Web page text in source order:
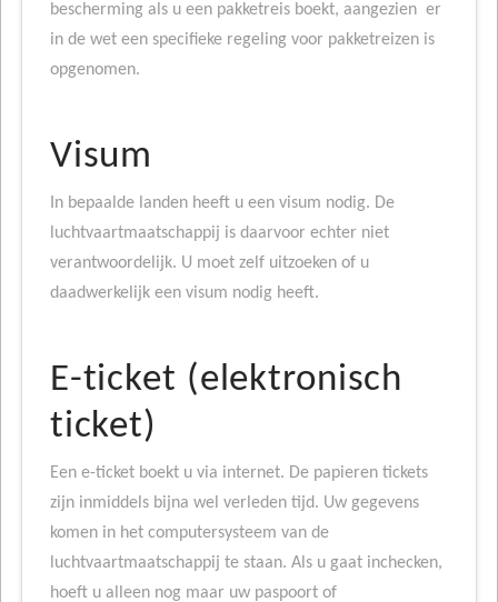
bescherming als u een pakketreis boekt, aangezien er
in de wet een specifieke regeling voor pakketreizen is
opgenomen.
Visum
In bepaalde landen heeft u een visum nodig. De
luchtvaartmaatschappij is daarvoor echter niet
verantwoordelijk. U moet zelf uitzoeken of u
daadwerkelijk een visum nodig heeft.
E-ticket (elektronisch
ticket)
Een e-ticket boekt u via internet. De papieren tickets
zijn inmiddels bijna wel verleden tijd. Uw gegevens
komen in het computersysteem van de
luchtvaartmaatschappij te staan. Als u gaat inchecken,
hoeft u alleen nog maar uw paspoort of